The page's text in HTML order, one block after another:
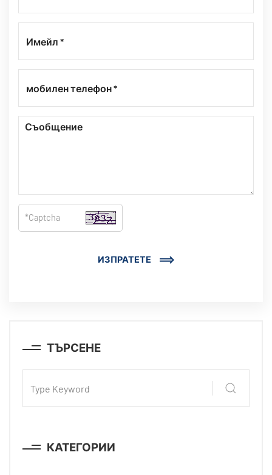
ТЪРСЕНЕ
КАТЕГОРИИ
ИЗПРАТЕТЕ